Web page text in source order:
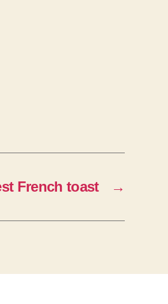
→
French toast